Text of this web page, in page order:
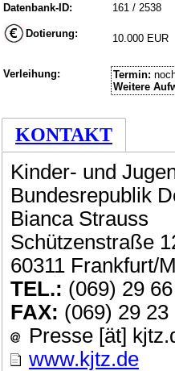
Datenbank-ID:
161 / 2538
Dotierung: 10.000 EUR
Verleihung: Termin:
Weitere
KONTAKT
Kinder- und
Bundesrepublik
Bianca Strauss
Schützenstraße
60311 Frankfurt/
TEL.: (069) 29
FAX: (069) 29 23
Presse [ät]
www.kjtz.de